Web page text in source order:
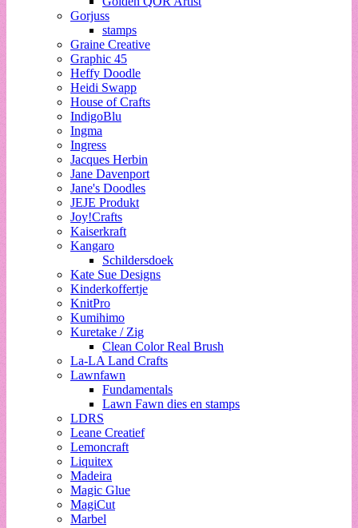
Gorjuss
stamps
Graine Creative
Graphic 45
Heffy Doodle
Heidi Swapp
House of Crafts
IndigoBlu
Ingma
Ingress
Jacques Herbin
Jane Davenport
Jane's Doodles
JEJE Produkt
Joy!Crafts
Kaiserkraft
Kangaro
Schildersdoek
Kate Sue Designs
Kinderkoffertje
KnitPro
Kumihimo
Kuretake / Zig
Clean Color Real Brush
La-LA Land Crafts
Lawnfawn
Fundamentals
Lawn Fawn dies en stamps
LDRS
Leane Creatief
Lemoncraft
Liquitex
Madeira
Magic Glue
MagiCut
Marbel